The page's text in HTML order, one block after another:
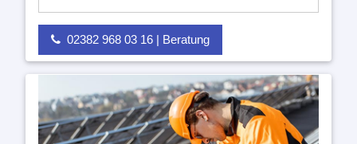
02382 968 03 16 | Beratung